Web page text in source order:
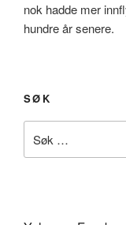
nok hadde mer
hundre år senere.
SØK
etter: